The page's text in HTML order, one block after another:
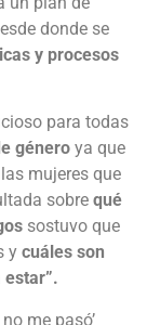
donde se
y procesos
para todas
género ya que
mujeres que
sobre qué
sostuvo que
y cuáles son
me pasó’